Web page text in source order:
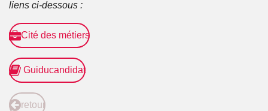
liens ci-dessous :
Cité des métiers
Guiducandidat
retour